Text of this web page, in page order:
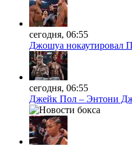
сегодня, 06:55
Джошуа нокаутировал
сегодня, 06:55
Джейк Пол – Энтони